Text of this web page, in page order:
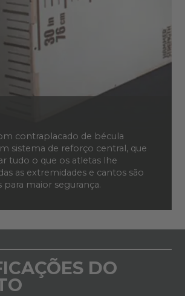
contraplacado de bécula
sistema de reforço central, que
tudo o que os atletas lhe
as extremidades e cantos são
para maior segurança.
DO